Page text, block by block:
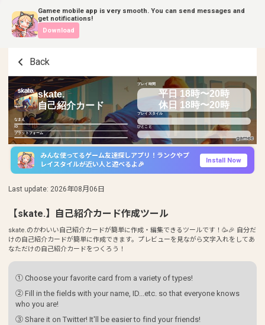
Gamee mobile app is very smooth. You can send messages and
get notifications!
Download
Back
skate.
自己紹介カード
なまえ
ID
プラットフォーム
プレイ時間
平日 18時〜20時
休日 18時〜20時
プレイスタイル
ひとこと
みんな使ってるゲーム友達探しアプリ！ランクやプ
レイスタイルが近い人と遊べるよ🎉
Install Now
Last update: 2026年08月06日
【skate.】自己紹介カード作成ツール
skate.のかわいい自己紹介カードが簡単に作成・編集できるツールです！🥳🎉 自分だ
けの自己紹介カードが簡単に作成できます。プレビューを見ながら文字入れをしてあ
なただけの自己紹介カードをつくろう！
① Choose your favorite card from a variety of types!
② Fill in the fields with your name, ID...etc. so that everyone knows
who you are!
③ Share it on Twitter! It'll be easier to find your friends!